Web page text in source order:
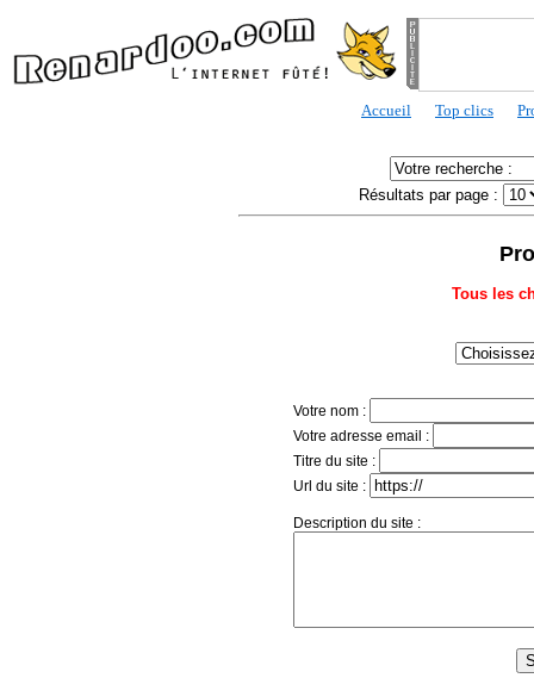
Accueil Top clics
Résultats par page :
Tous les
Votre nom :
Votre adresse email :
Titre du site :
Url du site :
Description du site :